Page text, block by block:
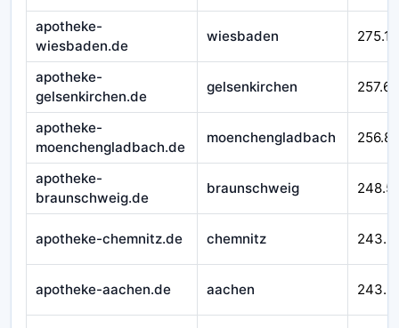
apotheke-
wiesbaden.de
wiesbaden
apotheke-
gelsenkirchen.de
gelsenkirchen
apotheke-
moenchengladbach.de
moenchengladbach
apotheke-
braunschweig.de
braunschweig
apotheke-chemnitz.de chemnitz
apotheke-aachen.de aachen